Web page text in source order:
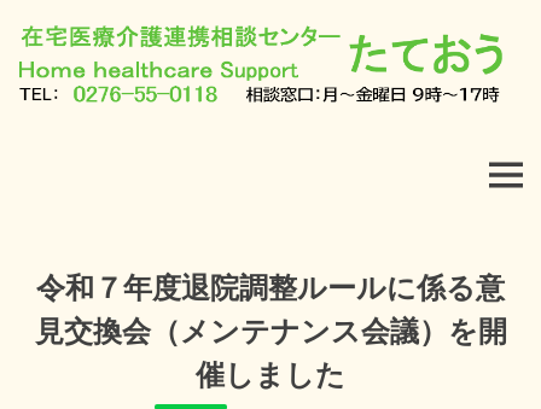
content
療
MENU
令和７年度退院調整ルールに係る意
見交換会（メンテナンス会議）を開
催しました